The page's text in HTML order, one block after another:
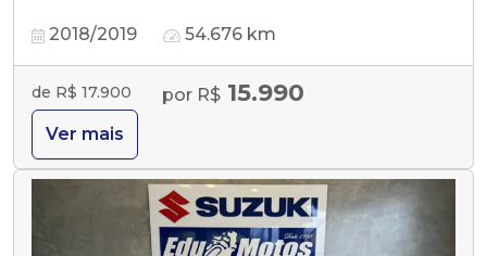
2018/2019 54.676 km
de R$ 17.900 por R$ 15.990
Ver mais